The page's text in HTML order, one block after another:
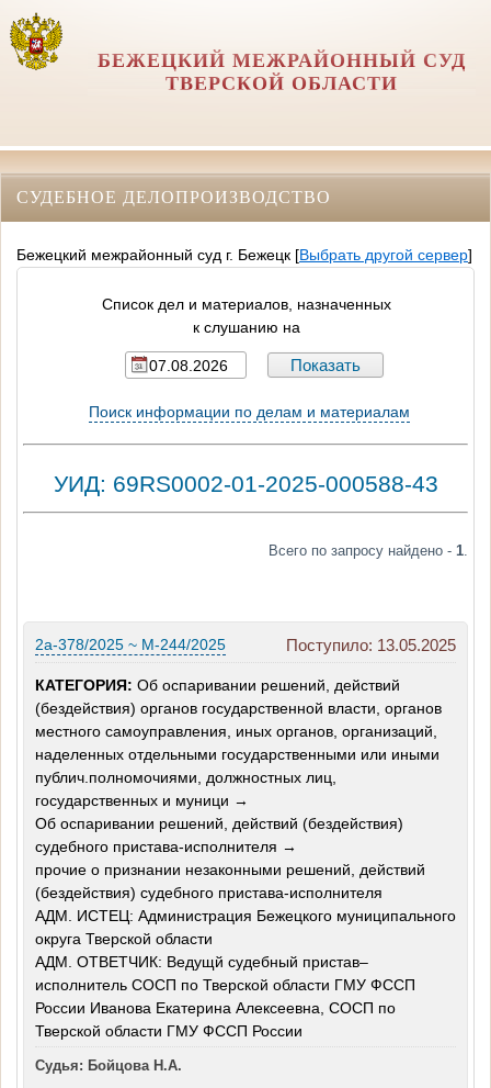
БЕЖЕЦКИЙ МЕЖРАЙОННЫЙ СУД
ТВЕРСКОЙ ОБЛАСТИ
СУДЕБНОЕ ДЕЛОПРОИЗВОДСТВО
Бежецкий межрайонный суд г. Бежецк [Выбрать другой сервер]
Список дел и материалов, назначенных
к слушанию на
Поиск информации по делам и материалам
УИД: 69RS0002-01-2025-000588-43
Всего по запросу найдено - 1.
Поступило: 13.05.2025
2а-378/2025 ~ М-244/2025
КАТЕГОРИЯ: Об оспаривании решений, действий
(бездействия) органов государственной власти, органов
местного самоуправления, иных органов, организаций,
наделенных отдельными государственными или иными
публич.полномочиями, должностных лиц,
государственных и муници →
Об оспаривании решений, действий (бездействия)
судебного пристава-исполнителя →
прочие о признании незаконными решений, действий
(бездействия) судебного пристава-исполнителя
АДМ. ИСТЕЦ: Администрация Бежецкого муниципального
округа Тверской области
АДМ. ОТВЕТЧИК: Ведущй судебный пристав–
исполнитель СОСП по Тверской области ГМУ ФССП
России Иванова Екатерина Алексеевна, СОСП по
Тверской области ГМУ ФССП России
Судья: Бойцова Н.А.